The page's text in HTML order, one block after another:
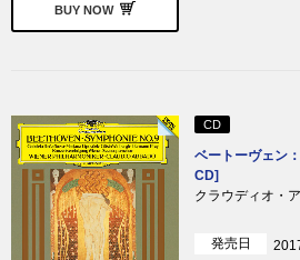
BUY NOW
CD
ベートーヴェン
CD]
クラウディオ・
発売日